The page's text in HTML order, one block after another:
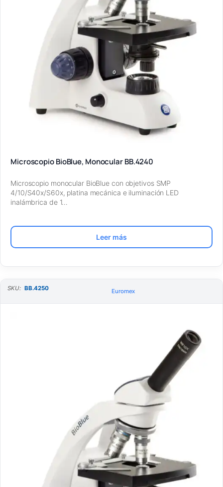
Microscopio BioBlue, Monocular BB.4240
Microscopio monocular BioBlue con objetivos SMP
4/10/S40x/S60x, platina mecánica e iluminación LED
inalámbrica de 1…
Leer más
SKU: BB.4250 Euromex